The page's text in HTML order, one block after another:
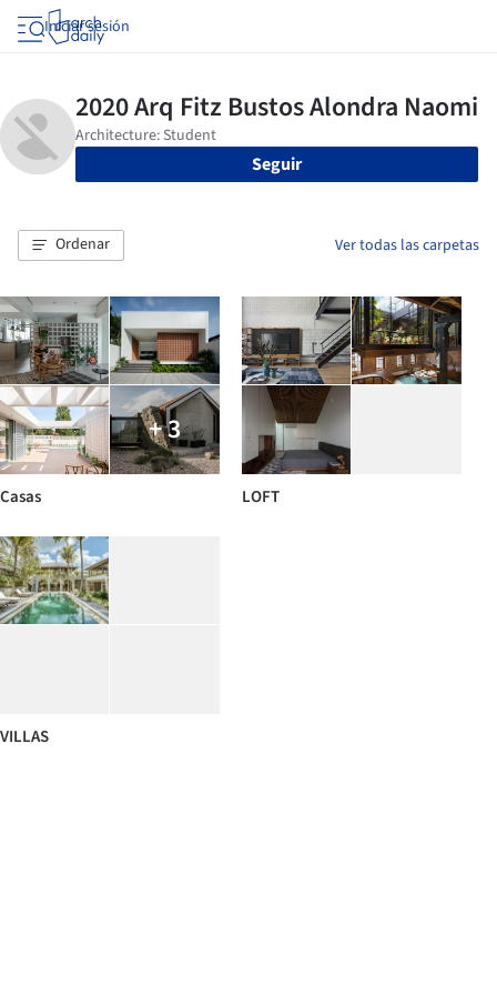
Iniciar sesión
Seguir
Ordenar Ver todas las carpetas
+ 3
Casas LOFT
VILLAS